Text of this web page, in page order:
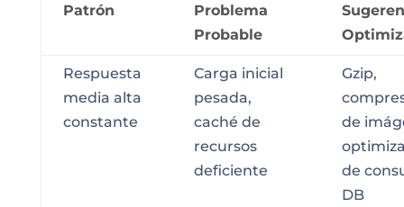
Patrón
Problema
Probable
Respuesta
media alta
constante
Carga inicial
pesada,
caché de
recursos
deficiente
Gzip,
de
de
DB